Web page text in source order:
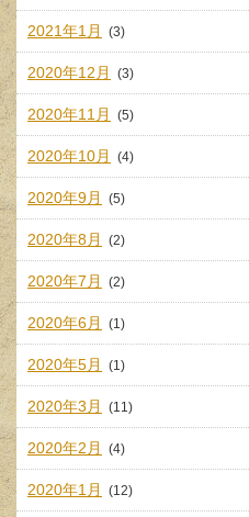
2021年1月 (3)
2020年12月 (3)
2020年11月 (5)
2020年10月 (4)
2020年9月 (5)
2020年8月 (2)
2020年7月 (2)
2020年6月 (1)
2020年5月 (1)
2020年3月 (11)
2020年2月 (4)
2020年1月 (12)